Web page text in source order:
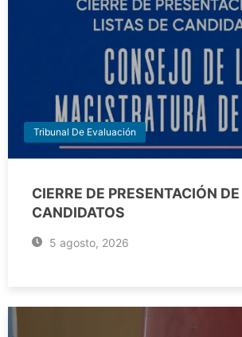
Tribunal De Evaluación
CIERRE DE PRESENTACIÓN
CANDIDATOS
5 agosto, 2026